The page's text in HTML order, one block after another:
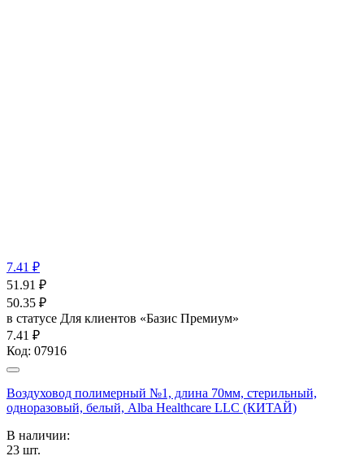
7.41 ₽
51.91 ₽
50.35 ₽
в статусе Для клиентов «Базис Премиум»
7.41 ₽
Код: 07916
Воздуховод полимерный №1, длина 70мм, стерильный,
одноразовый, белый, Alba Healthcare LLC (КИТАЙ)
В наличии:
23 шт.